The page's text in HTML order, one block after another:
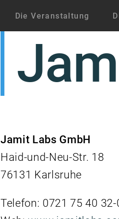
Die Veranstaltung
Jamit Labs GmbH
Haid-und-Neu-Str. 18
76131 Karlsruhe
Telefon: 0721 75 40 32-